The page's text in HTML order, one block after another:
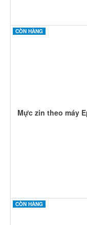
CÒN HÀNG
Mực zin theo máy
CÒN HÀNG